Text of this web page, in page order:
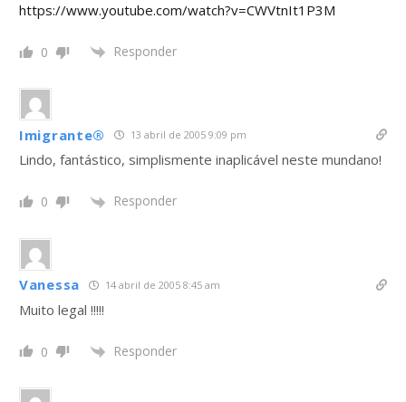
https://www.youtube.com/watch?v=CWVtnIt1P3M
0 Responder
Imigrante® 13 abril de 2005 9:09 pm
Lindo, fantástico, simplismente inaplicável neste mundano!
0 Responder
Vanessa 14 abril de 2005 8:45 am
Muito legal !!!!!
0 Responder